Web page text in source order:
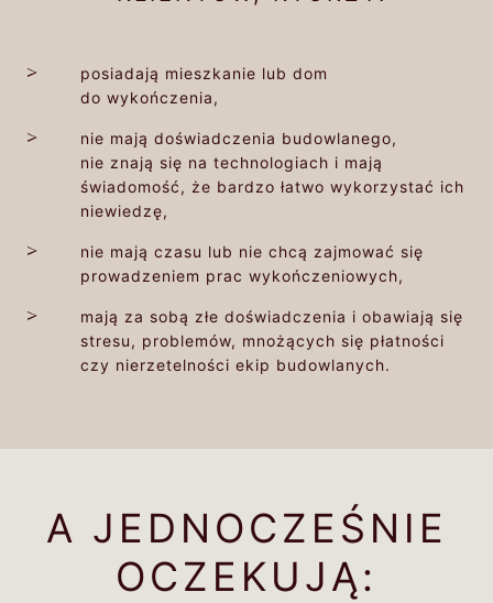
posiadają mieszkanie lub dom
do wykończenia,
nie mają doświadczenia budowlanego,
nie znają się na technologiach i mają
świadomość, że bardzo łatwo wykorzystać ich
niewiedzę,
nie mają czasu lub nie chcą zajmować się
prowadzeniem prac wykończeniowych,
mają za sobą złe doświadczenia i obawiają się
stresu, problemów, mnożących się płatności
czy nierzetelności ekip budowlanych.
A JEDNOCZEŚNIE
OCZEKUJĄ: